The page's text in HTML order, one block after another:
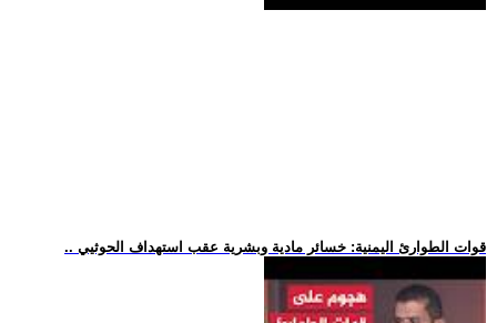
.. قوات الطوارئ اليمنية: خسائر مادية وبشرية عقب استهداف الحوثيي